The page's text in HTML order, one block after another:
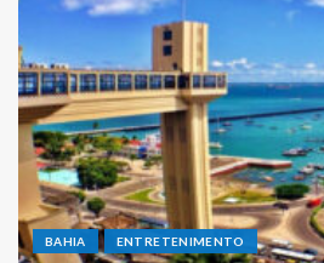
BAHIA ENTRETENIMENTO